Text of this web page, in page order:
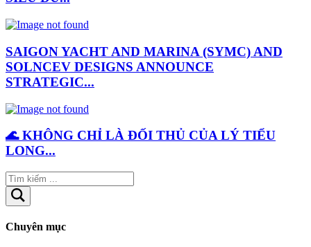
SAIGON YACHT AND MARINA (SYMC) AND
SOLNCEV DESIGNS ANNOUNCE
STRATEGIC...
🌊 KHÔNG CHỈ LÀ ĐỐI THỦ CỦA LÝ TIỂU
LONG...
Chuyên mục